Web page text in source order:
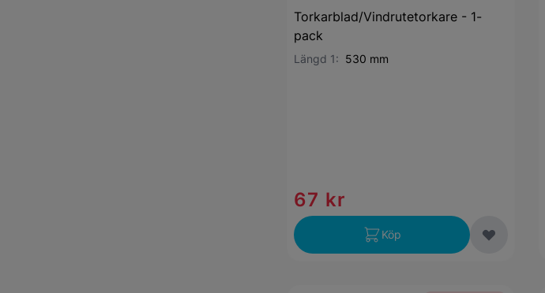
Torkarblad/Vindrutetorkare - 1-
pack
Längd 1: 530 mm
67 kr
Köp